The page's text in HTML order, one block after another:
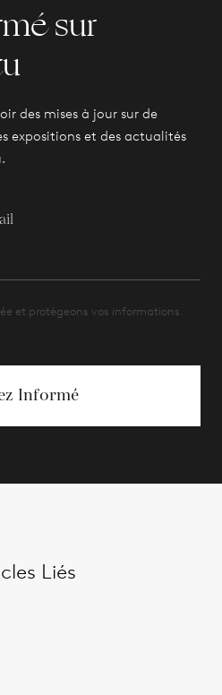
sur
des mises à jour sur de
expositions et des actualités
et protégeons vos informations.
Informé
Liés